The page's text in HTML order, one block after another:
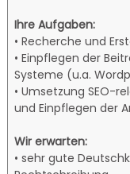
Ihre Aufgaben:
• Recherche und
• Einpflegen der
Systeme (u.a.
• Umsetzung SEO-
und Einpflegen der
Wir erwarten:
• sehr gute